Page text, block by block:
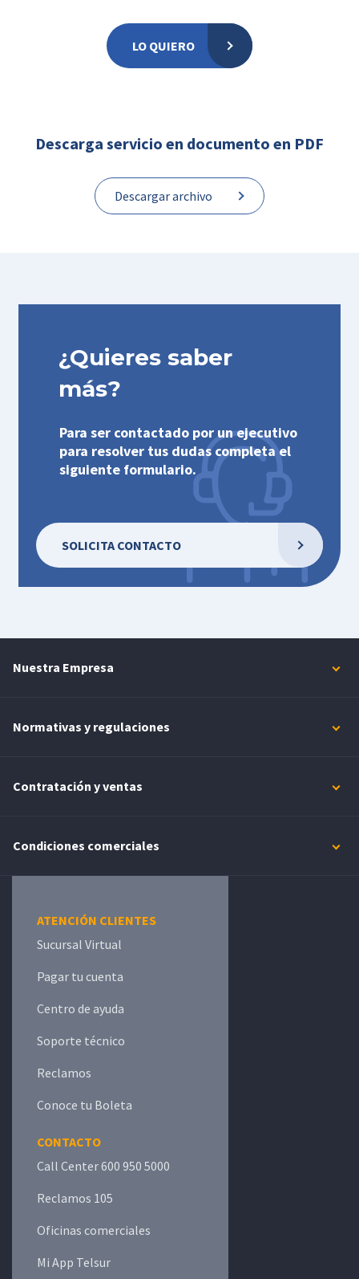
LO QUIERO
Descarga servicio en documento en PDF
Descargar archivo
¿Quieres saber
más?
Para ser contactado por un ejecutivo
para resolver tus dudas completa el
siguiente formulario.
SOLICITA CONTACTO
Nuestra Empresa
Normativas y regulaciones
Contratación y ventas
Condiciones comerciales
ATENCIÓN CLIENTES
Sucursal Virtual
Pagar tu cuenta
Centro de ayuda
Soporte técnico
Reclamos
Conoce tu Boleta
CONTACTO
Call Center 600 950 5000
Reclamos 105
Oficinas comerciales
Mi App Telsur